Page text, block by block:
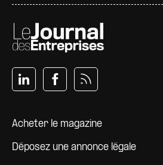
Pied de page
Acheter le magazine
Déposez une annonce légale